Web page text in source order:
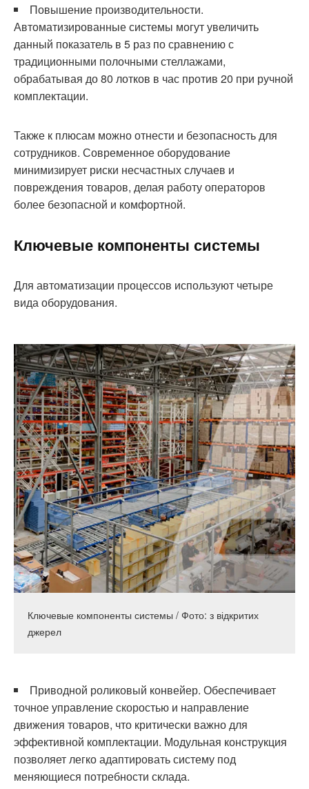
Повышение производительности.
Автоматизированные системы могут увеличить
данный показатель в 5 раз по сравнению с
традиционными полочными стеллажами,
обрабатывая до 80 лотков в час против 20 при ручной
комплектации.
Также к плюсам можно отнести и безопасность для
сотрудников. Современное оборудование
минимизирует риски несчастных случаев и
повреждения товаров, делая работу операторов
более безопасной и комфортной.
Ключевые компоненты системы
Для автоматизации процессов используют четыре
вида оборудования.
Ключевые компоненты системы / Фото: з відкритих
джерел
Приводной роликовый конвейер. Обеспечивает
точное управление скоростью и направление
движения товаров, что критически важно для
эффективной комплектации. Модульная конструкция
позволяет легко адаптировать систему под
меняющиеся потребности склада.